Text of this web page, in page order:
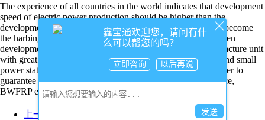
The experience of all countries in the world indicates that development
speed of electric power production should be higher than the
development speed of other sectors. Only in this way, it can become
the harbinger to promote national economy. In order to quicken
development of electric power production, it needs to manufacture unit
with great capacity (Mega KW). All types of middle-sized and small
power stations should be constructed at the same time. In order to
guarantee transmission safety of power with high performance,
BWFRP electric pipes are born
上一篇： China Southern Power Grid
鑫宝通欢迎您，请问有什
么可以帮您的吗？
立即咨询 以后再说
发送